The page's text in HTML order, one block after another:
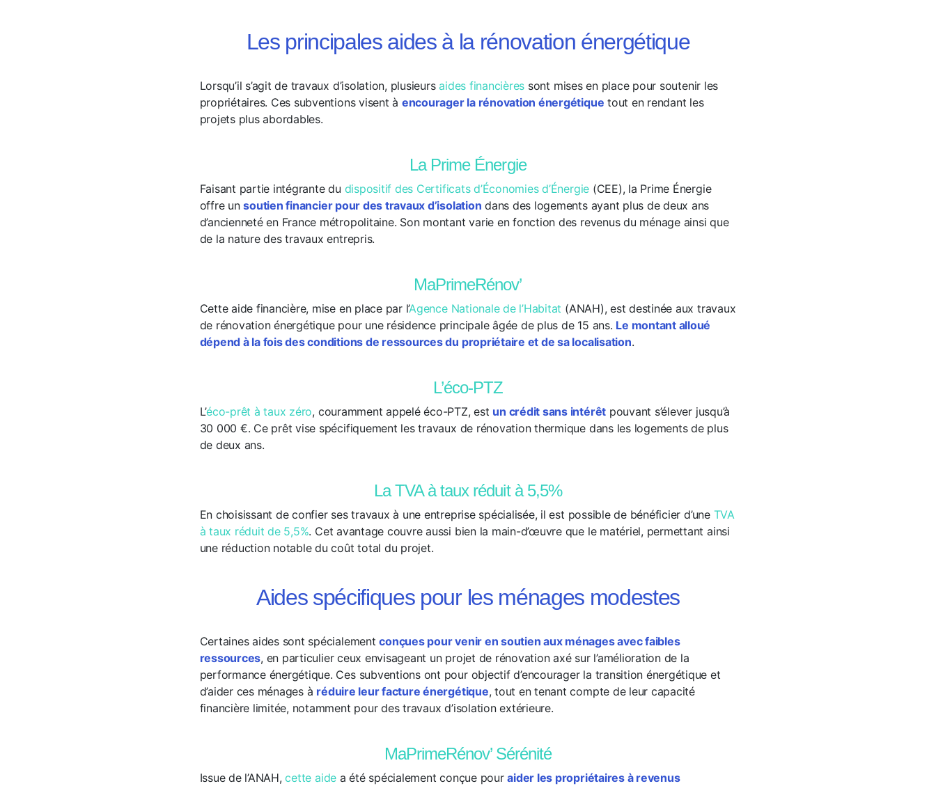
Les principales aides à la rénovation énergétique
Lorsqu’il s’agit de travaux d’isolation, plusieursaides financières sont mises en place pour soutenir les
propriétaires. Ces subventions visent à encourager la rénovation énergétique tout en rendant les
projets plus abordables.
La Prime Énergie
Faisant partie intégrante du dispositif des Certificats d’Économies d’Énergie (CEE), la Prime Énergie
offre unsoutien financier pour des travaux d’isolation dans des logements ayant plus de deux ans
d’ancienneté en France métropolitaine. Son montant varie en fonction des revenus du ménage ainsi que
de la nature des travaux entrepris.
MaPrimeRénov’
Cette aide financière, mise en place par l’Agence Nationale de l’Habitat (ANAH), est destinée aux travaux
de rénovation énergétique pour une résidence principale âgée de plus de 15 ans. Le montant alloué
dépend à la fois des conditions de ressources du propriétaire et de sa localisation.
L’éco-PTZ
L’éco-prêt à taux zéro, couramment appelé éco-PTZ, est un crédit sans intérêt pouvant s’élever jusqu’à
30 000 €. Ce prêt vise spécifiquement les travaux de rénovation thermique dans les logements de plus
de deux ans.
La TVA à taux réduit à 5,5%
En choisissant de confier ses travaux à une entreprise spécialisée, il est possible de bénéficier d’une TVA
à taux réduit de 5,5%. Cet avantage couvre aussi bien la main-d’œuvre que le matériel, permettant ainsi
une réduction notable du coût total du projet.
Aides spécifiques pour les ménages modestes
Certaines aides sont spécialementconçues pour venir en soutien aux ménages avec faibles
ressources, en particulier ceux envisageant un projet de rénovation axé sur l’amélioration de la
performance énergétique. Ces subventions ont pour objectif d’encourager la transition énergétique et
d’aider ces ménages à réduire leur facture énergétique, tout en tenant compte de leur capacité
financière limitée, notamment pour des travaux d’isolation extérieure.
MaPrimeRénov’ Sérénité
Issue de l’ANAH,cette aide a été spécialement conçue pouraider les propriétaires à revenus